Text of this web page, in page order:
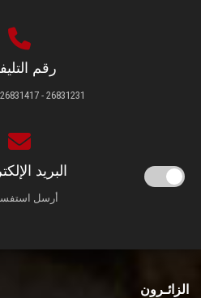
رقم
26831231 - 26831417 - 26831474
البريد
أرسل
الزائـرون